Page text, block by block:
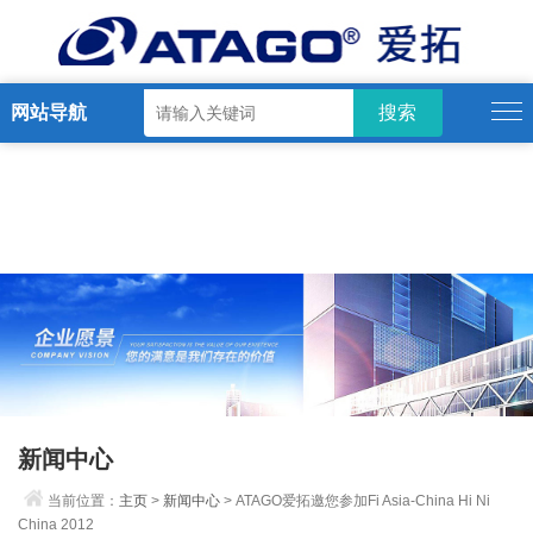
网站导航
新闻中心
当前位置： 主页 > 新闻中心 > ATAGO爱拓邀您参加Fi Asia-China Hi Ni
China 2012